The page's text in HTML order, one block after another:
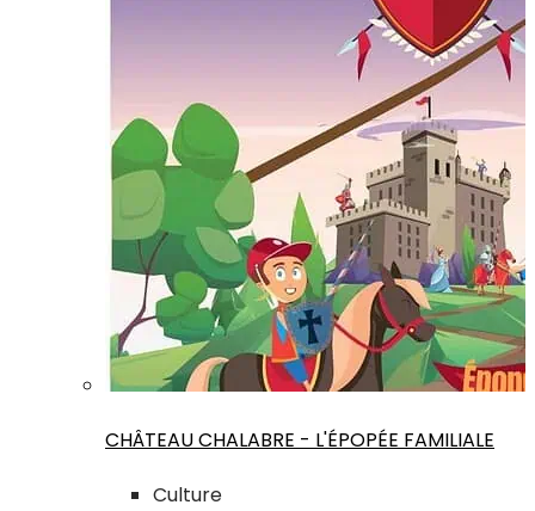
CHÂTEAU CHALABRE - L'ÉPOPÉE FAMILIALE
Culture